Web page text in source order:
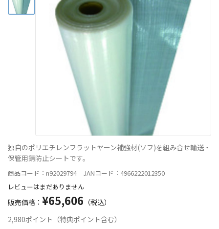
独自のポリエチレンフラットヤーン補強材(ソフ)を組み合せ輸送・
保管用錆防止シートです。
商品コード：n92029794 JANコード：4966222012350
レビューはまだありません
販売価格： ¥65,606 （税込）
2,980ポイント（特典ポイント含む）